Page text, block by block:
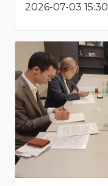
2026-07-03 15:30